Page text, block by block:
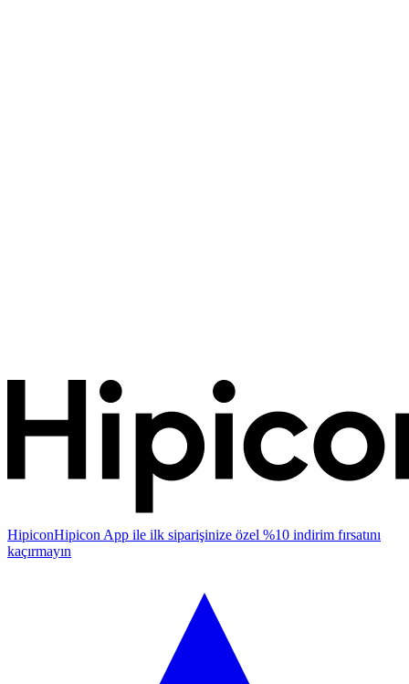
HipiconHipicon App ile ilk siparişinize özel %10 indirim fırsatını
kaçırmayın